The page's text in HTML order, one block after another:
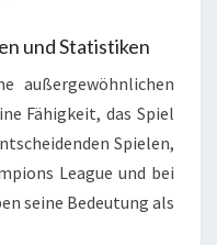
und Statistiken
außergewöhnlichen
Fähigkeit, das Spiel
Spielen,
League und bei
seine Bedeutung als